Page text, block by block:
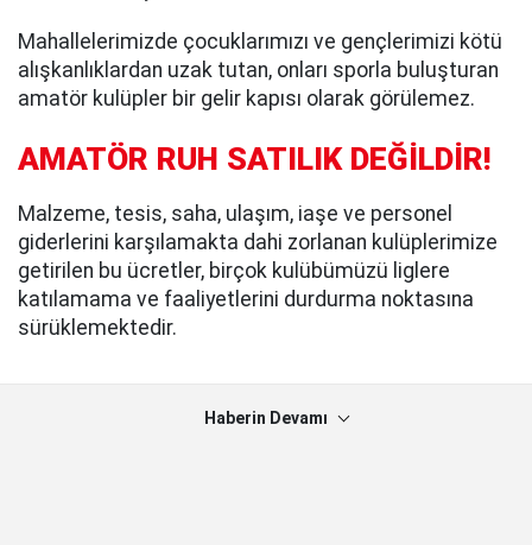
Mahallelerimizde çocuklarımızı ve gençlerimizi kötü
alışkanlıklardan uzak tutan, onları sporla buluşturan
amatör kulüpler bir gelir kapısı olarak görülemez.
AMATÖR RUH SATILIK DEĞİLDİR!
Malzeme, tesis, saha, ulaşım, iaşe ve personel
giderlerini karşılamakta dahi zorlanan kulüplerimize
getirilen bu ücretler, birçok kulübümüzü liglere
katılamama ve faaliyetlerini durdurma noktasına
sürüklemektedir.
Haberin Devamı